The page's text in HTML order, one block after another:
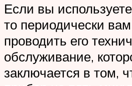
Если вы
то периодически
проводить его
обслуживание,
заключается в том,